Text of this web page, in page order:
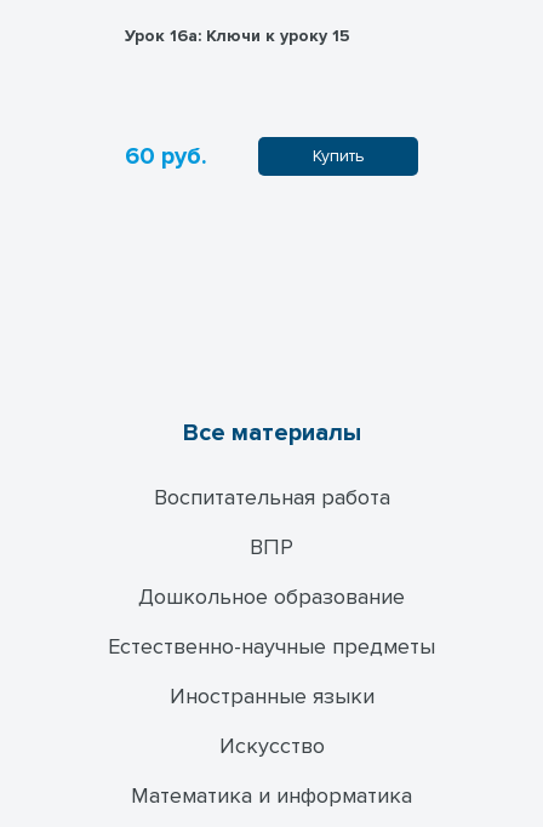
Урок 16а: Ключи к уроку 15
60 руб. Купить
Все материалы
Воспитательная работа
ВПР
Дошкольное образование
Естественно-научные предметы
Иностранные языки
Искусство
Математика и информатика